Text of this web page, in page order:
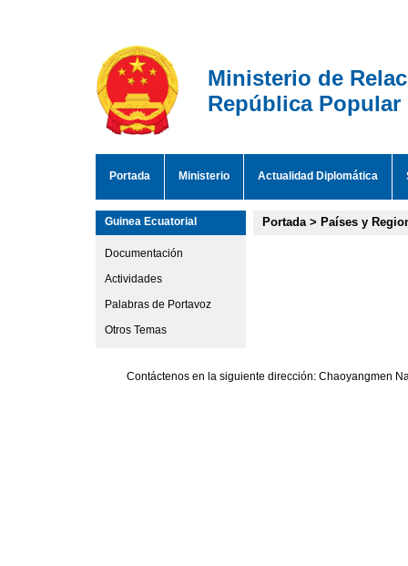
Ministerio de
República Popular
Portada Ministerio Actualidad Diplomática
Guinea Ecuatorial
Documentación
Actividades
Palabras de Portavoz
Otros Temas
Portada> Países y
Contáctenos en la siguiente dirección: Chaoyangmen